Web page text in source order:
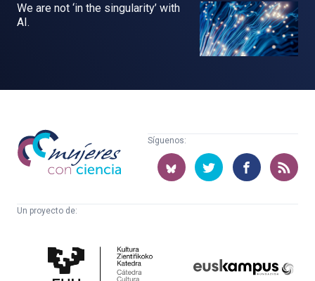
We are not ‘in the singularity’ with
AI.
Mujeres
con
ciencia
Síguenos:
Un proyecto de:
Cultura